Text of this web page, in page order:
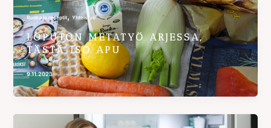
Ruoka ja reseptit,Yhteistyö
LOPUTON METATYÖ ARJESSA,
TÄSTÄ ISO APU
9.11.2023